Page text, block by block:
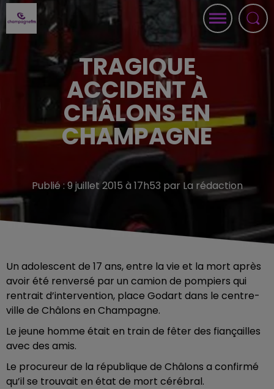
TRAGIQUE
ACCIDENT À
CHÂLONS EN
CHAMPAGNE
Publié : 9 juillet 2015 à 17h53 par La rédaction
Un adolescent de 17 ans, entre la vie et la mort après
avoir été renversé par un camion de pompiers qui
rentrait d’intervention, place Godart dans le centre-
ville de Châlons en Champagne.
Le jeune homme était en train de fêter des fiançailles
avec des amis.
Le procureur de la république de Châlons a confirmé
qu’il se trouvait en état de mort cérébral.